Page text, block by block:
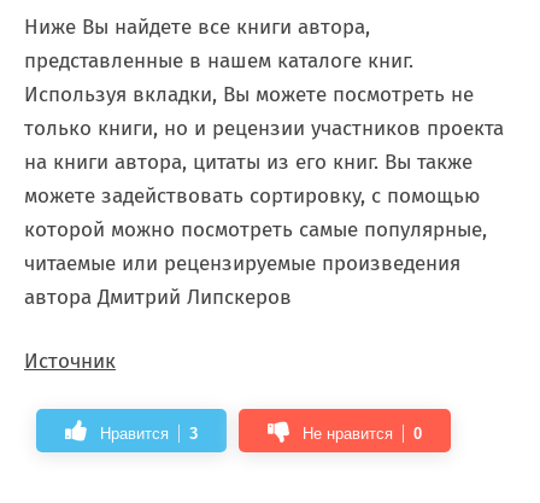
Ниже Вы найдете все книги автора,
представленные в нашем каталоге книг.
Используя вкладки, Вы можете посмотреть не
только книги, но и рецензии участников проекта
на книги автора, цитаты из его книг. Вы также
можете задействовать сортировку, с помощью
которой можно посмотреть самые популярные,
читаемые или рецензируемые произведения
автора Дмитрий Липскеров
Источник
Нравится 3 Не нравится 0